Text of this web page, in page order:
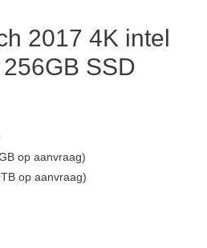
2017 4K intel
SSD
op aanvraag)
op aanvraag)